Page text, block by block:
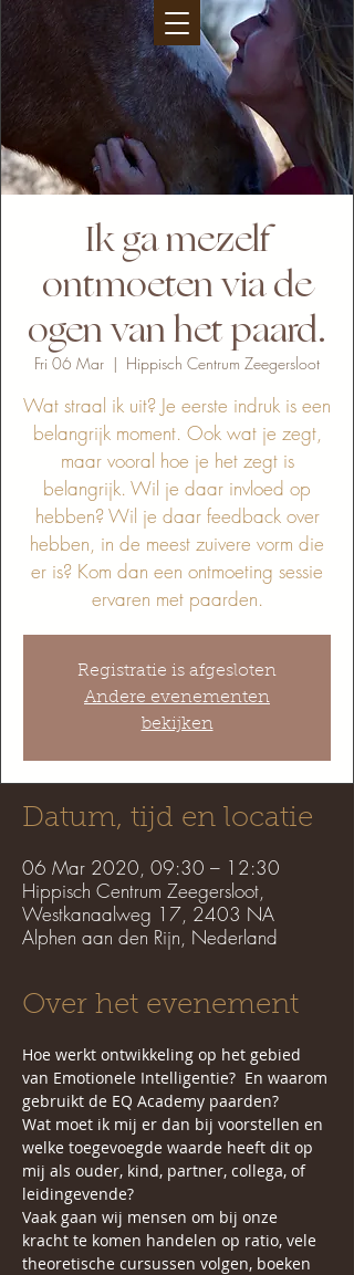
Ik ga mezelf
ontmoeten via de
ogen van het paard.
Fri 06 Mar
  |
Hippisch Centrum Zeegersloot
Wat straal ik uit? Je eerste indruk is een
belangrijk moment. Ook wat je zegt,
maar vooral hoe je het zegt is
belangrijk. Wil je daar invloed op
hebben? Wil je daar feedback over
hebben, in de meest zuivere vorm die
er is? Kom dan een ontmoeting sessie
ervaren met paarden.
Registratie is afgesloten
Andere evenementen
bekijken
Datum, tijd en locatie
06 Mar 2020, 09:30 – 12:30
Hippisch Centrum Zeegersloot,
Westkanaalweg 17, 2403 NA
Alphen aan den Rijn, Nederland
Over het evenement
Hoe werkt ontwikkeling op het gebied
van Emotionele Intelligentie?  En waarom
gebruikt de EQ Academy paarden?
Wat moet ik mij er dan bij voorstellen en
welke toegevoegde waarde heeft dit op
mij als ouder, kind, partner, collega, of
leidingevende?
Vaak gaan wij mensen om bij onze
kracht te komen handelen op ratio, vele
theoretische cursussen volgen, boeken